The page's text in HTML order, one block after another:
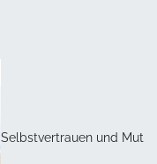
Selbstvertrauen und Mut